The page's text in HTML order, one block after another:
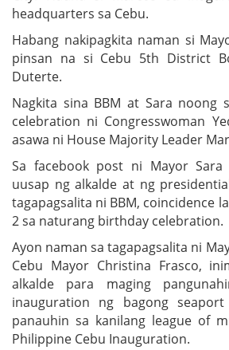
headquarters sa Cebu.
Habang nakipagkita naman si
pinsan na si Cebu 5th District
Duterte.
Nagkita sina BBM at Sara noong
celebration ni Congresswoman
asawa ni House Majority Leader
Sa facebook post ni Mayor Sara
uusap ng alkalde at ng
tagapagsalita ni BBM, coincidence
2 sa naturang birthday celebration.
Ayon naman sa tagapagsalita ni
Cebu Mayor Christina Frasco,
alkalde para maging
inauguration ng bagong
panauhin sa kanilang league of
Philippine Cebu Inauguration.